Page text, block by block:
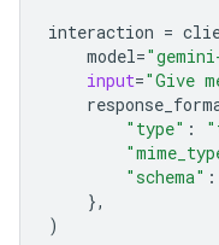
interaction =
model=
input="Give
"type" :
"schema" :
},
)